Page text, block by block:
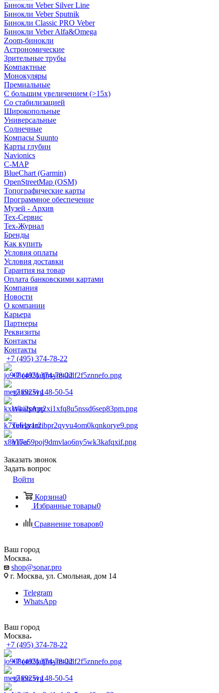
Бинокли Veber Silver Line
Бинокли Veber Sputnik
Бинокли Classic PRO Veber
Бинокли Veber Alfa&Omega
Zoom-бинокли
Астрономические
Зрительные трубы
Компактные
Монокуляры
Премиальные
С большим увеличением (>15x)
Со стабилизацией
Широкопольные
Универсальные
Солнечные
Компасы Suunto
Карты глубин
Navionics
C-MAP
BlueChart (Garmin)
OpenStreetMap (OSM)
Топографические карты
Программное обеспечение
Музей - Архив
Tex-Сервис
Тех-Журнал
Бренды
Как купить
Условия оплаты
Условия доставки
Гарантия на товар
Оплата банковскими картами
Компания
Новости
О компании
Карьера
Партнеры
Реквизиты
Контакты
Контакты
+7 (495) 374-78-22
+7 (495) 374-78-22
+7 (925) 148-50-54
WhatsApp
Telegram
Viber
Заказать звонок
Задать вопрос
Войти
Корзина0
Избранные товары0
Сравнение товаров0
Ваш город
Москва
shop@sonar.pro
г. Москва, ул. Смольная, дом 14
Telegram
WhatsApp
Ваш город
Москва
+7 (495) 374-78-22
+7 (495) 374-78-22
+7 (925) 148-50-54